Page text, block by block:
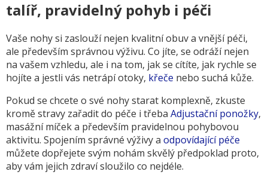
talíř, pravidelný pohyb i péči
Vaše nohy si zaslouží nejen kvalitní obuv a vnější péči,
ale především správnou výživu. Co jíte, se odráží nejen
na vašem vzhledu, ale i na tom, jak se cítíte, jak rychle se
hojíte a jestli vás netrápí otoky, křeče nebo suchá kůže.
Pokud se chcete o své nohy starat komplexně, zkuste
kromě stravy zařadit do péče i třeba Adjustační ponožky,
masážní míček a především pravidelnou pohybovou
aktivitu. Spojením správné výživy a odpovídající péče
můžete dopřejete svým nohám skvělý předpoklad proto,
aby vám jejich zdraví sloužilo co nejdéle.